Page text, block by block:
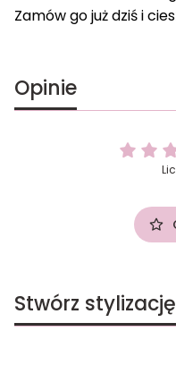
Zamów go już dziś i
Opinie
Stwórz stylizację